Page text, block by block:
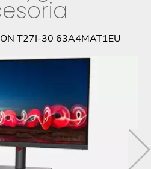
T27I-30 63A4MAT1EU